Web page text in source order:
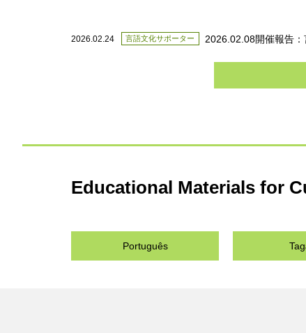
2026.02.24 言語文化サポーター 2026.02.08開催報告
Educational Materials for
Português